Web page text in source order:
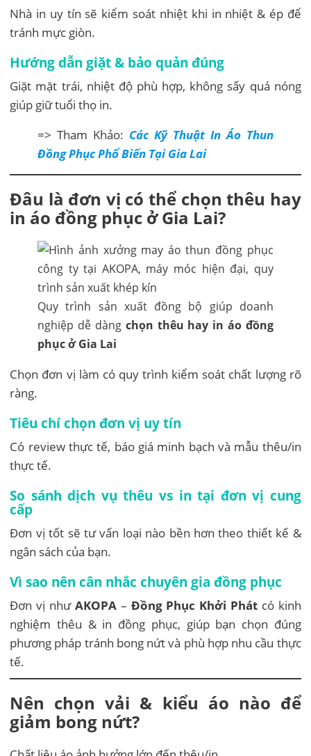
Nhà in uy tín sẽ kiểm soát nhiệt khi in nhiệt & ép để
tránh mực giòn.
Hướng dẫn giặt & bảo quản đúng
Giặt mặt trái, nhiệt độ phù hợp, không sấy quá nóng
giúp giữ tuổi thọ in.
=> Tham Khảo: Các Kỹ Thuật In Áo Thun
Đồng Phục Phổ Biến Tại Gia Lai
Đâu là đơn vị có thể chọn thêu hay
in áo đồng phục ở Gia Lai?
Quy trình sản xuất đồng bộ giúp doanh
nghiệp dễ dàng chọn thêu hay in áo đồng
phục ở Gia Lai
Chọn đơn vị làm có quy trình kiểm soát chất lượng rõ
ràng.
Tiêu chí chọn đơn vị uy tín
Có review thực tế, báo giá minh bạch và mẫu thêu/in
thực tế.
So sánh dịch vụ thêu vs in tại đơn vị cung
cấp
Đơn vị tốt sẽ tư vấn loại nào bền hơn theo thiết kế &
ngân sách của bạn.
Vì sao nên cân nhắc chuyên gia đồng phục
Đơn vị như AKOPA– Đồng Phục Khởi Phát có kinh
nghiệm thêu & in đồng phục, giúp bạn chọn đúng
phương pháp tránh bong nứt và phù hợp nhu cầu thực
tế.
Nên chọn vải & kiểu áo nào để
giảm bong nứt?